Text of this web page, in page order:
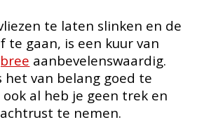
te laten slinken en de
te gaan, is een kuur van
aanbevelenswaardig.
het van belang goed te
al heb je geen trek en
te nemen.